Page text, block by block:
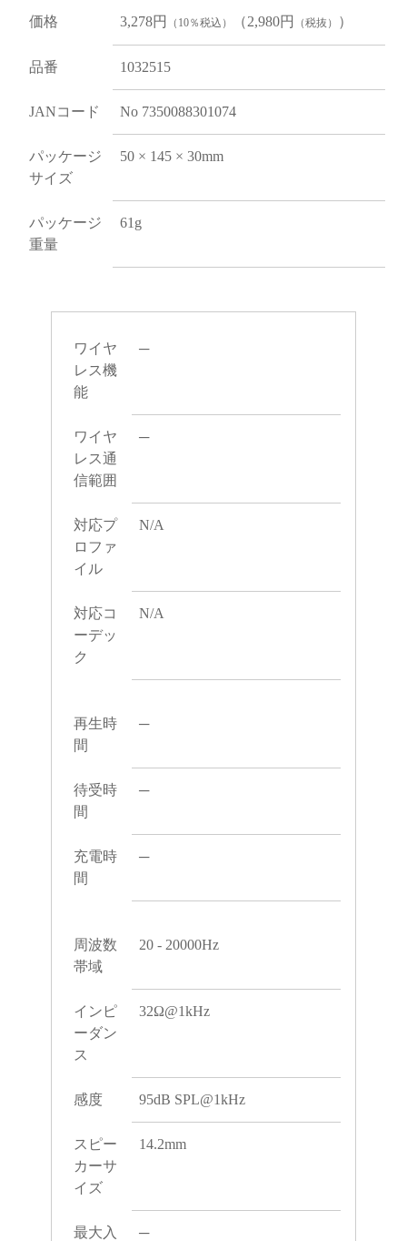
価格 3,278円 （10％税込） （2,980円 （税抜） ）
品番 1032515
JANコード No 7350088301074
パッケージ
サイズ
50 × 145 × 30mm
パッケージ
重量
61g
ワイヤ
レス機
能
─
ワイヤ
レス通
信範囲
─
対応プ
ロファ
イル
N/A
対応コ
ーデッ
ク
N/A
再生時
間
─
待受時
間
─
充電時
間
─
周波数
帯域
20 - 20000Hz
インピ
ーダン
ス
32Ω@1kHz
感度 95dB SPL@1kHz
スピー
カーサ
イズ
14.2mm
最大入 ─